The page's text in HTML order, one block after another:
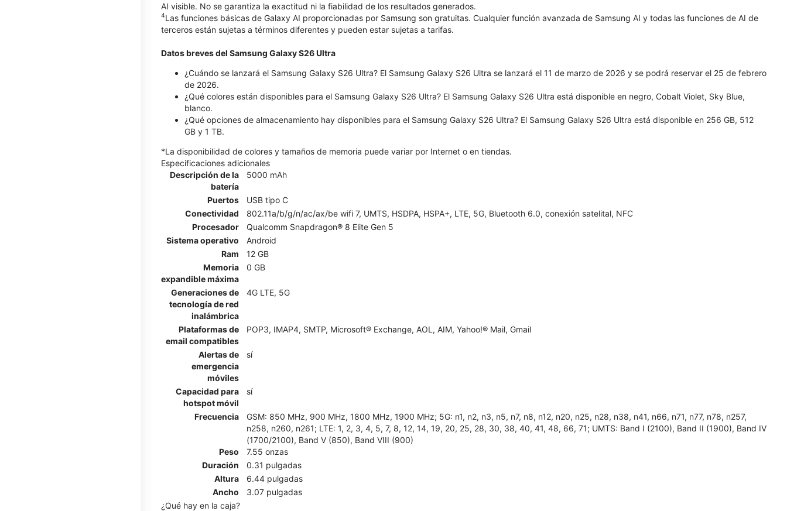
AI visible. No se garantiza la exactitud ni la fiabilidad de los resultados generados.
4Las funciones básicas de Galaxy AI proporcionadas por Samsung son gratuitas. Cualquier función avanzada de Samsung AI y todas las funciones de AI de
terceros están sujetas a términos diferentes y pueden estar sujetas a tarifas.
Datos breves del Samsung Galaxy S26 Ultra
¿Cuándo se lanzará el Samsung Galaxy S26 Ultra? El Samsung Galaxy S26 Ultra se lanzará el 11 de marzo de 2026 y se podrá reservar el 25 de febrero
de 2026.
¿Qué colores están disponibles para el Samsung Galaxy S26 Ultra? El Samsung Galaxy S26 Ultra está disponible en negro, Cobalt Violet, Sky Blue,
blanco.
¿Qué opciones de almacenamiento hay disponibles para el Samsung Galaxy S26 Ultra? El Samsung Galaxy S26 Ultra está disponible en 256 GB, 512
GB y 1 TB.
*La disponibilidad de colores y tamaños de memoria puede variar por Internet o en tiendas.
Especificaciones adicionales
Descripción de la
batería
5000 mAh
Puertos
USB tipo C
Conectividad
802.11a/b/g/n/ac/ax/be wifi 7, UMTS, HSDPA, HSPA+, LTE, 5G, Bluetooth 6.0, conexión satelital, NFC
Procesador
Qualcomm Snapdragon® 8 Elite Gen 5
Sistema operativo
Android
Ram
12 GB
Memoria
expandible máxima
0 GB
Generaciones de
tecnología de red
inalámbrica
4G LTE, 5G
Plataformas de
email compatibles
POP3, IMAP4, SMTP, Microsoft® Exchange, AOL, AIM, Yahoo!® Mail, Gmail
Alertas de
emergencia
móviles
sí
Capacidad para
hotspot móvil
sí
Frecuencia
GSM: 850 MHz, 900 MHz, 1800 MHz, 1900 MHz; 5G: n1, n2, n3, n5, n7, n8, n12, n20, n25, n28, n38, n41, n66, n71, n77, n78, n257,
n258, n260, n261; LTE: 1, 2, 3, 4, 5, 7, 8, 12, 14, 19, 20, 25, 28, 30, 38, 40, 41, 48, 66, 71; UMTS: Band I (2100), Band II (1900), Band IV
(1700/2100), Band V (850), Band VIII (900)
Peso
7.55 onzas
Duración
0.31 pulgadas
Altura
6.44 pulgadas
Ancho
3.07 pulgadas
¿Qué hay en la caja?